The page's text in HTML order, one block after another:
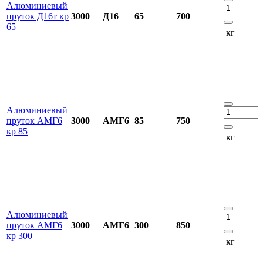
Алюминиевый
пруток Д16т кр
65
3000 Д16 65
700
кг
Алюминиевый
пруток АМГ6
кр 85
3000 АМГ6 85
750
кг
Алюминиевый
пруток АМГ6
кр 300
3000 АМГ6 300
850
кг